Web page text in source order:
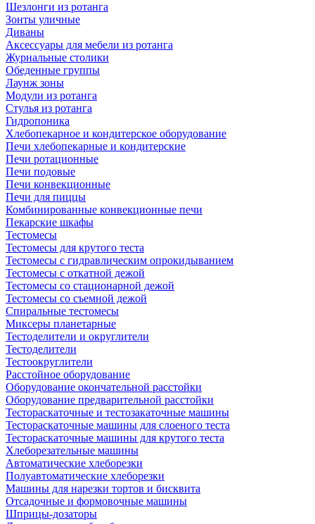
Шезлонги из ротанга
Зонты уличные
Диваны
Аксессуары для мебели из ротанга
Журнальные столики
Обеденные группы
Лаунж зоны
Модули из ротанга
Стулья из ротанга
Гидропоника
Хлебопекарное и кондитерское оборудование
Печи хлебопекарные и кондитерские
Печи ротационные
Печи подовые
Печи конвекционные
Печи для пиццы
Комбинированные конвекционные печи
Пекарские шкафы
Тестомесы
Тестомесы для крутого теста
Тестомесы с гидравлическим опрокидыванием
Тестомесы с откатной дежой
Тестомесы со стационарной дежой
Тестомесы со съемной дежой
Спиральные тестомесы
Миксеры планетарные
Тестоделители и округлители
Тестоделители
Тестоокруглители
Расстойное оборудование
Оборудование окончательной расстойки
Оборудование предварительной расстойки
Тестораскаточные и тестозакаточные машины
Тестораскаточные машины для слоеного теста
Тестораскаточные машины для крутого теста
Хлеборезательные машины
Автоматические хлеборезки
Полуавтоматические хлеборезки
Машины для нарезки тортов и бисквита
Отсадочные и формовочные машины
Шприцы-дозаторы